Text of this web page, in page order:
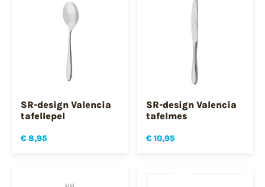
SR-design Valencia
tafellepel
€ 8,95
SR-design Valencia
tafelmes
€ 10,95